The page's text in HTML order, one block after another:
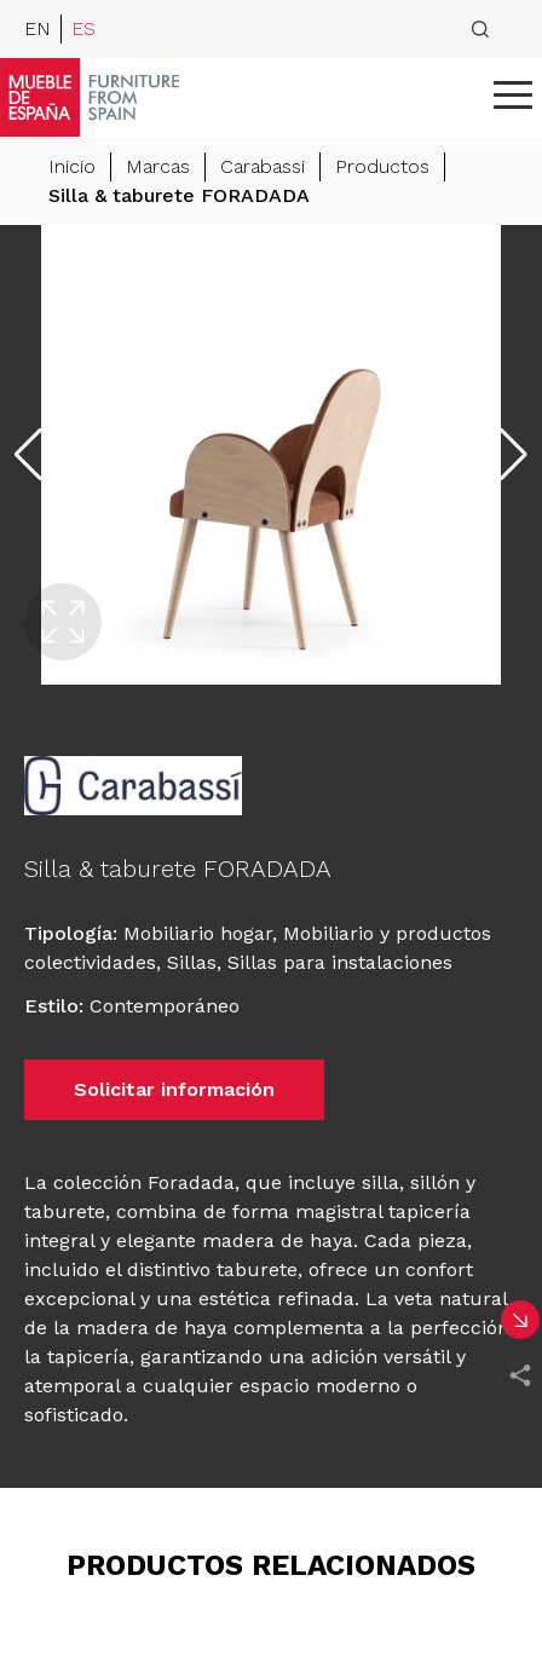
EN ES
Inicio Marcas Carabassi
Productos
Silla & taburete FORADADA
Silla & taburete FORADADA
Tipología: Mobiliario hogar, Mobiliario y productos
colectividades, Sillas, Sillas para instalaciones
Estilo: Contemporáneo
Solicitar información
La colección Foradada, que incluye silla, sillón y
taburete, combina de forma magistral tapicería
integral y elegante madera de haya. Cada pieza,
incluido el distintivo taburete, ofrece un confort
excepcional y una estética refinada. La veta natural
de la madera de haya complementa a la perfección
la tapicería, garantizando una adición versátil y
atemporal a cualquier espacio moderno o
sofisticado.
PRODUCTOS RELACIONADOS